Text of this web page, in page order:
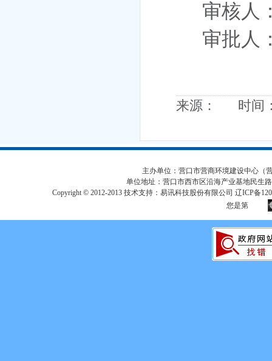
审核人
审批人
来源： 时间：
主办单位：营口市营商环境建设中心（
单位地址：营口市西市区沿海产业基地民生
Copyright © 2012-2013 技术支持：易讯科技股份有限公司 辽ICP备
您是第